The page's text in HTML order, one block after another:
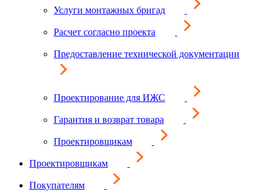
Услуги монтажных бригад
Расчет согласно проекта
Предоставление технической документации
Проектирование для ИЖС
Гарантия и возврат товара
Проектировщикам
Проектировщикам
Покупателям